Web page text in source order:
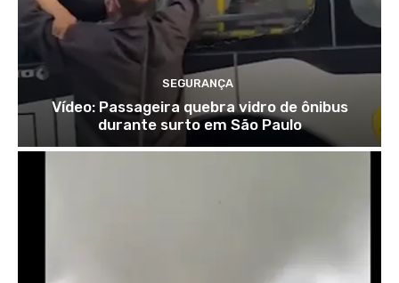
SEGURANÇA
Vídeo: Passageira quebra vidro de ônibus
durante surto em São Paulo